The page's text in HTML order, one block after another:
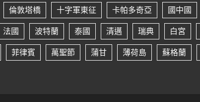
倫敦塔橋 十字軍東征 卡帕多奇亞 國中國
法國 波特蘭 泰國 清邁 瑞典 白宮
菲律賓 萬聖節 蒲甘 薄荷島 蘇格蘭